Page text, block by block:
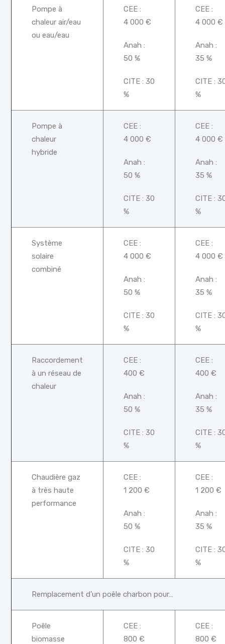
Pompe à
chaleur air/eau
ou eau/eau
CEE :
4 000 €
Anah :
50 %
CITE : 30
%
CEE :
4 000 €
Anah :
35 %
CITE :
%
Pompe à
chaleur
hybride
CEE :
4 000 €
Anah :
50 %
CITE : 30
%
CEE :
4 000 €
Anah :
35 %
CITE :
%
Système
solaire
combiné
CEE :
4 000 €
Anah :
50 %
CITE : 30
%
CEE :
4 000 €
Anah :
35 %
CITE :
%
Raccordement
à un réseau de
chaleur
CEE :
400 €
Anah :
50 %
CITE : 30
%
CEE :
400 €
Anah :
35 %
CITE :
%
Chaudière gaz
à très haute
performance
CEE :
1 200 €
Anah :
50 %
CITE : 30
%
CEE :
1 200 €
Anah :
35 %
CITE :
%
Remplacement d’un poêle charbon pour…
Poêle
biomasse
CEE :
800 €
CEE :
800 €